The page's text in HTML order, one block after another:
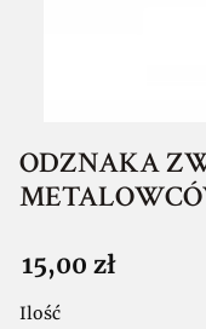
ODZNAKA
Cena
15,00 zł
Ilość